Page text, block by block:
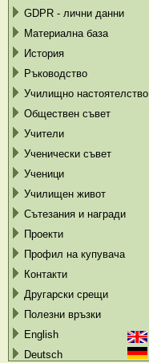
GDPR - лични данни
Материална база
История
Ръководство
Училищно настоятелство
Обществен съвет
Учители
Ученически съвет
Ученици
Училищен живот
Сътезания и награди
Проекти
Профил на купувача
Контакти
Другарски срещи
Полезни връзки
English
Deutsch